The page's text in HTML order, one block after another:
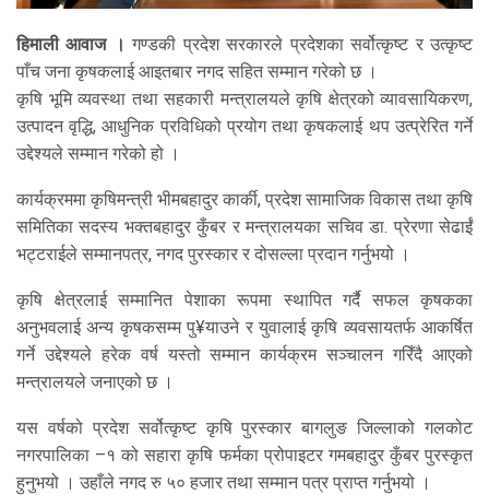
हिमाली आवाज । गण्डकी प्रदेश सरकारले प्रदेशका सर्वोत्कृष्ट र उत्कृष्ट
पाँच जना कृषकलाई आइतबार नगद सहित सम्मान गरेको छ ।
कृषि भूमि व्यवस्था तथा सहकारी मन्त्रालयले कृषि क्षेत्रको व्यावसायिकरण,
उत्पादन वृद्धि, आधुनिक प्रविधिको प्रयोग तथा कृषकलाई थप उत्प्रेरित गर्ने
उद्देश्यले सम्मान गरेको हो ।
कार्यक्रममा कृषिमन्त्री भीमबहादुर कार्की, प्रदेश सामाजिक विकास तथा कृषि
समितिका सदस्य भक्तबहादुर कुँबर र मन्त्रालयका सचिव डा. प्रेरणा सेढाईं
भट्टराईले सम्मानपत्र, नगद पुरस्कार र दोसल्ला प्रदान गर्नुभयो ।
कृषि क्षेत्रलाई सम्मानित पेशाका रूपमा स्थापित गर्दै सफल कृषकका
अनुभवलाई अन्य कृषकसम्म पु¥याउने र युवालाई कृषि व्यवसायतर्फ आकर्षित
गर्ने उद्देश्यले हरेक वर्ष यस्तो सम्मान कार्यक्रम सञ्चालन गरिँदै आएको
मन्त्रालयले जनाएको छ ।
यस वर्षको प्रदेश सर्वोत्कृष्ट कृषि पुरस्कार बागलुङ जिल्लाको गलकोट
नगरपालिका –१ को सहारा कृषि फर्मका प्रोपाइटर गमबहादुर कुँबर पुरस्कृत
हुनुभयो । उहाँले नगद रु ५० हजार तथा सम्मान पत्र प्राप्त गर्नुभयो ।